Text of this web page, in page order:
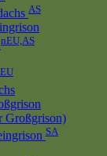
AS
nEU,AS
Großgrison)
SA